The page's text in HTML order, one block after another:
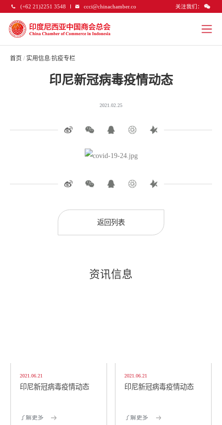
(+62 21)2251 3548 ccci@chinachamber.co 关注我们：
首页 / 实用信息/抗疫专栏
印尼新冠病毒疫情动态
2021.02.25
返回列表
资讯信息
2021.06.21
印尼新冠病毒疫情动态
了解更多
2021.06.21
印尼新冠病毒疫情动态
了解更多